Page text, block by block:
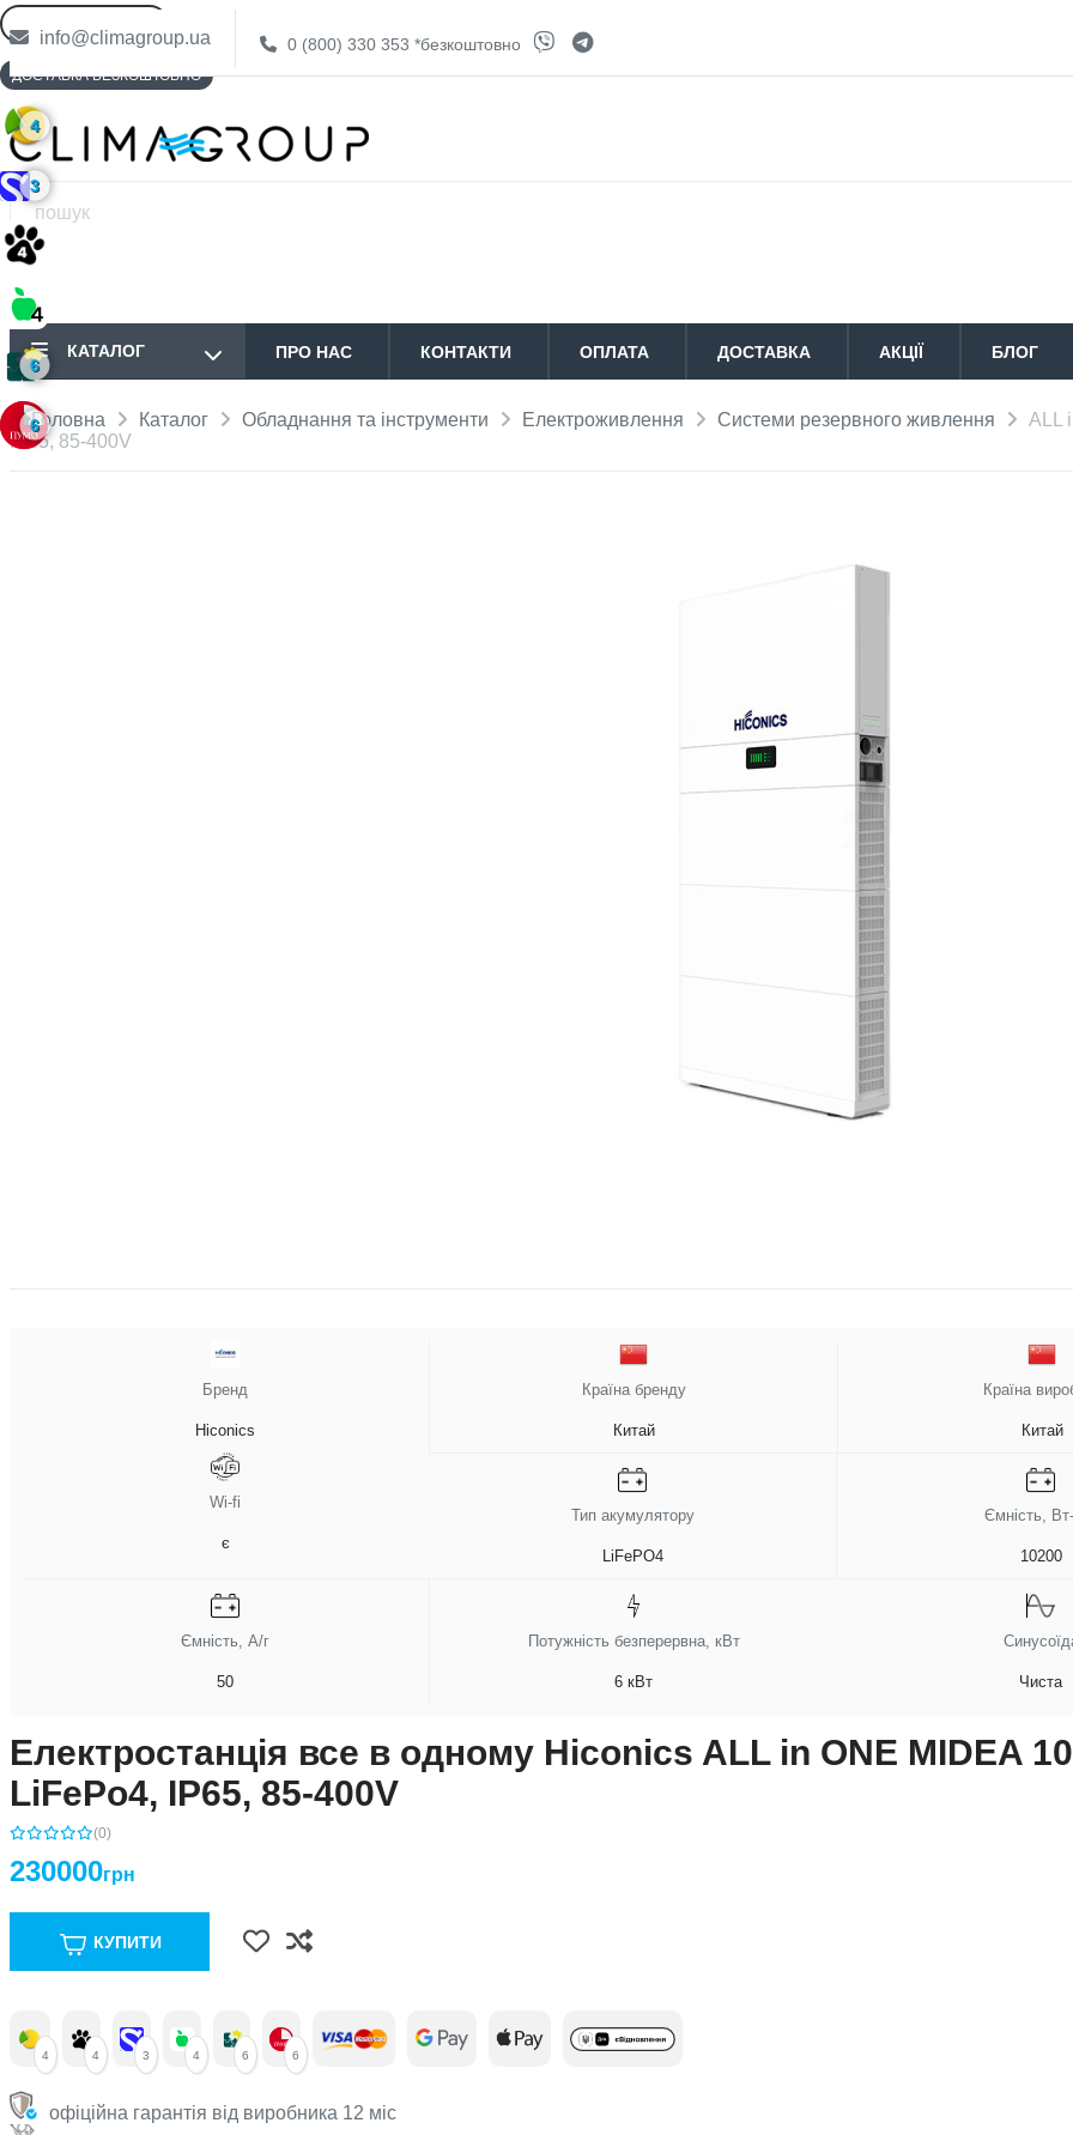
info@climagroup.ua 0 (800) 330 353 *безкоштовно
КАТАЛОГ ПРО НАС КОНТАКТИ ОПЛАТА ДОСТАВКА АКЦІЇ БЛОГ
Головна Каталог Обладнання та інструменти Електроживлення Системи резервного живлення
ALL
IP65, 85-400V
ДОСТАВКА БЕЗКОШТОВНО
4
3
6
6
Бренд
Hiconics
Країна бренду
Китай
Країна
Китай
Wi-fi
є
Тип акумулятору
LiFePO4
Ємність,
10200
Ємність, А/г
50
Потужність безперервна, кВт
6 кВт Чиста
Електростанція все в одному Hiconics ALL in ONE MIDEA
LiFePo4, IP65, 85-400V
(0)
230000грн
КУПИТИ
4 4 3 4 6 6
офіційна гарантія від виробника 12 міс